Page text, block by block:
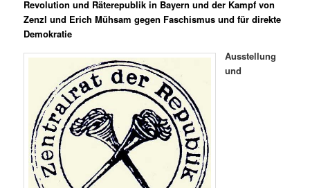
Revolution und Räterepublik in Bayern und der Kampf von
Zenzl und Erich Mühsam gegen Faschismus und für direkte
Demokratie
Ausstellung
und